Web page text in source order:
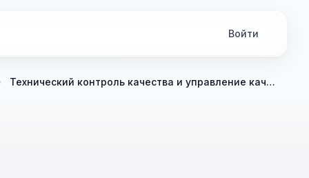
Войти
Технический контроль качества и управление качеством продукции